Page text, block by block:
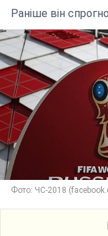
Раніше він
Фото: ЧС-2018